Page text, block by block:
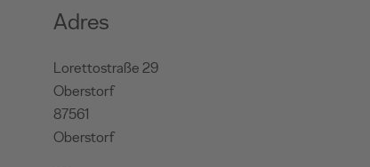
Adres
Lorettostraße 29
Oberstorf
87561
Oberstorf